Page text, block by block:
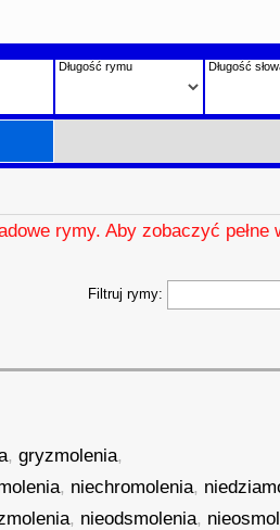
Długość rymu Długość
rymy. Aby zobaczyć pełne
Filtruj rymy:
,gryzmolenia,
, niechromolenia,
, nieodsmolenia,